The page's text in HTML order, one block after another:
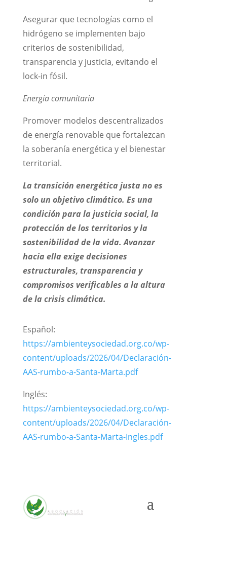
Asegurar que tecnologías como el
hidrógeno se implementen bajo
criterios de sostenibilidad,
transparencia y justicia, evitando el
lock-in fósil.
Energía comunitaria
Promover modelos descentralizados
de energía renovable que fortalezcan
la soberanía energética y el bienestar
territorial.
La transición energética justa no es
solo un objetivo climático. Es una
condición para la justicia social, la
protección de los territorios y la
sostenibilidad de la vida. Avanzar
hacia ella exige decisiones
estructurales, transparencia y
compromisos verificables a la altura
de la crisis climática.
Español:
https://ambienteysociedad.org.co/wp-
content/uploads/2026/04/Declaración-
AAS-rumbo-a-Santa-Marta.pdf
Inglés:
https://ambienteysociedad.org.co/wp-
content/uploads/2026/04/Declaración-
AAS-rumbo-a-Santa-Marta-Ingles.pdf